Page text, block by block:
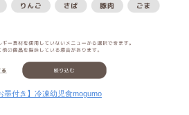
墨付き】冷凍幼児食mogumo